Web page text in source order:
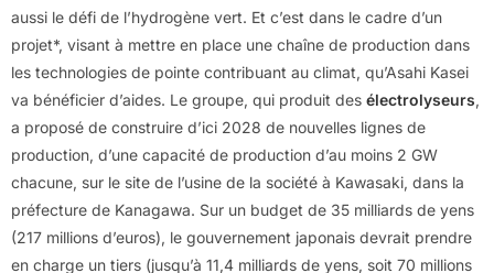
aussi le défi de l’hydrogène vert. Et c’est dans le cadre d’un
projet*, visant à mettre en place une chaîne de production dans
les technologies de pointe contribuant au climat, qu’Asahi Kasei
va bénéficier d’aides. Le groupe, qui produit des électrolyseurs,
a proposé de construire d’ici 2028 de nouvelles lignes de
production, d’une capacité de production d’au moins 2 GW
chacune, sur le site de l’usine de la société à Kawasaki, dans la
préfecture de Kanagawa. Sur un budget de 35 milliards de yens
(217 millions d’euros), le gouvernement japonais devrait prendre
en charge un tiers (jusqu’à 11,4 milliards de yens, soit 70 millions